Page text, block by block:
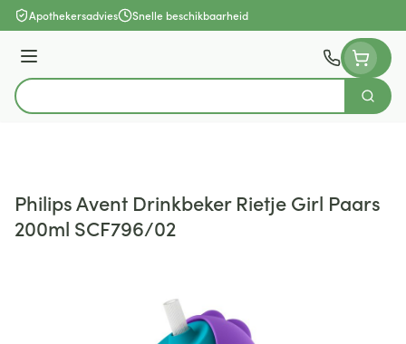
Ga naar de inhoud
Apothekersadvies Snelle beschikbaarheid
Menu
Product, merk, categorie...
Zoek
Philips Avent Drinkbeker Rietje Girl Paars
200ml SCF796/02